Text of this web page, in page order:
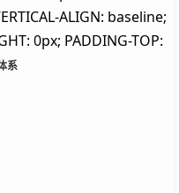
ALIGN: baseline;
0px; PADDING-TOP:
系